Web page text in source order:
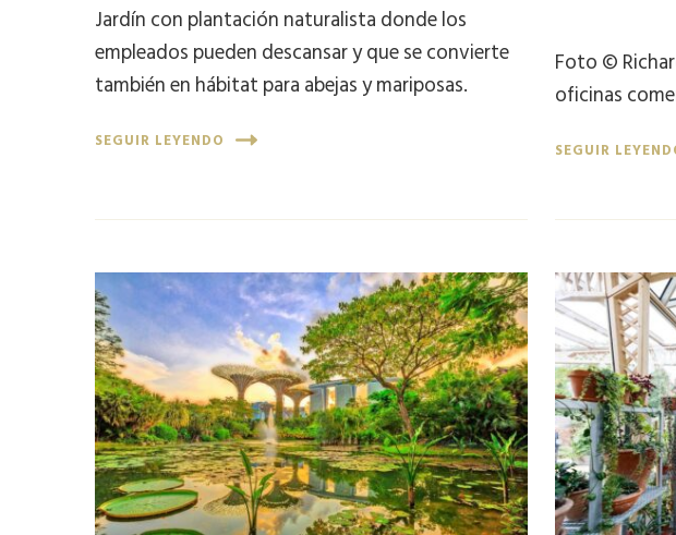
Jardín con plantación naturalista donde los
empleados pueden descansar y que se convierte
también en hábitat para abejas y mariposas.
SEGUIR LEYENDO
Foto ©
oficinas
SEGUIR